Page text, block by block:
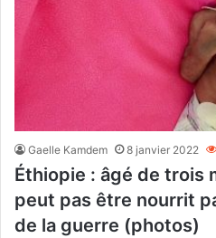
Gaelle Kamdem 8 janvier 2022
Éthiopie : âgé de trois
peut pas être nourrit
de la guerre (photos)